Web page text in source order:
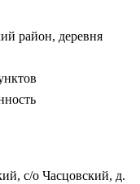
район, деревня
с/о Часцовский, д.